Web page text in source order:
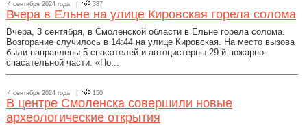
4 сентября 2024 года | 387
Вчера в Ельне на улице Кировская горела солома
Вчера, 3 сентября, в Смоленской области в Ельне горела солома.
Возгорание случилось в 14:44 на улице Кировская. На место вызова
были направлены 5 спасателей и автоцистерны 29-й пожарно-
спасательной части. «По...
4 сентября 2024 года | 150
В центре Смоленска совершили новые
археологические открытия